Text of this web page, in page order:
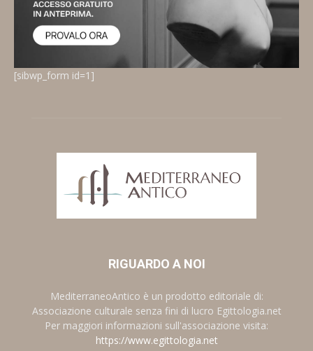
[sibwp_form id=1]
RIGUARDO A NOI
MediterraneoAntico è un prodotto editoriale di:
Associazione culturale senza fini di lucro Egittologia.net
Per maggiori informazioni sull'associazione visita:
https://www.egittologia.net